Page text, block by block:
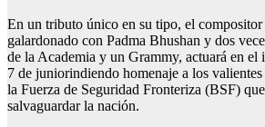
En un tributo único en su tipo, el
galardonado con Padma Bhushan y dos
de la Academia y un Grammy, actuará en
7 de juniorindiendo homenaje a los
la Fuerza de Seguridad Fronteriza (BSF)
salvaguardar la nación.